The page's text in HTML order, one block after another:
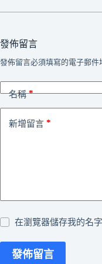
發佈留言
發佈留言必須填寫的電子郵件
名稱*
新增留言 *
在瀏覽器儲存我的名
發佈留言